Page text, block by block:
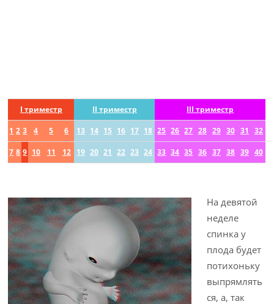
I триместр II триместр III триместр
1 2 3 4 5 6 13 14 15 16 17 18 25 26 27 28 29 30 31 32
7 8 9 10 11 12 19 20 21 22 23 24 33 34 35 36 37 38 39 40
На девятой
неделе
спинка у
плода будет
потихоньку
выпрямлять
ся, а, так